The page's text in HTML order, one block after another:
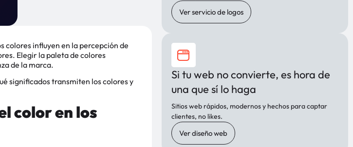
colores influyen en la percepción de
Elegir la paleta de colores
de la marca.
significados transmiten los colores y
color en los
Ver servicio de logos
Si tu web no convierte, es hora de
una que sí lo haga
Sitios web rápidos, modernos y hechos para captar
clientes, no likes.
Ver diseño web